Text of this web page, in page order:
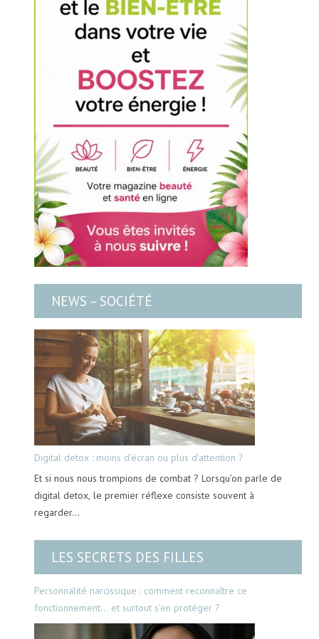
NEWS – SOCIÉTÉ
Digital detox : moins d’écran ou plus d’attention ?
Et si nous nous trompions de combat ? Lorsqu’on parle de
digital detox, le premier réflexe consiste souvent à
regarder…
LES SECRETS DES FILLES
Personnalité narcissique : comment reconnaître ce
fonctionnement… et surtout s’en protéger ?